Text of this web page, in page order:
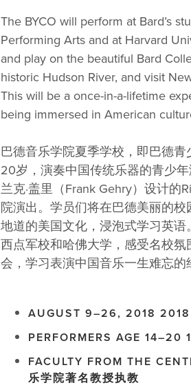
The BYCO will perform at Bard’s
Performing Arts and at Harvard
and play on the beautiful Bard
historic Hudson River, and visit
This will be a once-in-a-lifetime
being immersed in American
巴德音乐学院夏季学校，即巴德青
20岁，演奏中国传统乐器的青少
兰克·盖里（Frank Gehry）设计的
院演出。学员们将在巴德美丽的
地道的美国文化，浸泡式学习英
西点军校和哈佛大学，感受名校
会，学习表演中国音乐一生难忘的
AUGUST 9–26, 2018
PERFORMERS AGE 14–20
FACULTY FROM THE
乐学院著名教授执教